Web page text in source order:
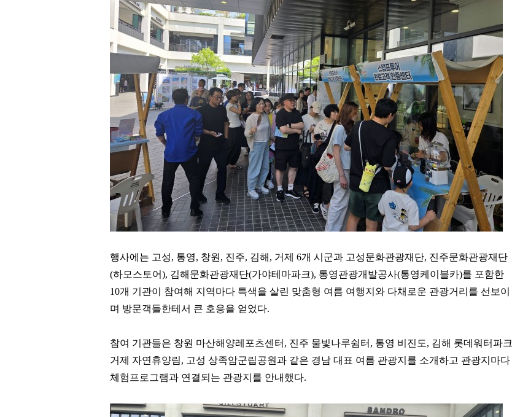
행사에는 고성, 통영, 창원 , 진주, 김해 , 거제 6개 시군과 고성문화관광재단, 진주문화관광재단
(하모스토어), 김해문화관광재단(가야테마파크), 통영관광개발공사(통영케이블카)를 포함한
10개 기관이 참여해 지역마다 특색을 살린 맞춤형 여름 여행지와 다채로운 관광거리를 선보이
며 방문객들한테서 큰 호응을 얻었다.
참여 기관들은 창원 마산해양레포츠센터 , 진주 물빛나루쉼터 , 통영 비진도, 김해 롯데워터파크
거제 자연휴양림, 고성 상족암군립공원과 같은 경남 대표 여름 관광지를 소개하고 관광지마다
체험프로그램과 연결되는 관광지를 안내했다.